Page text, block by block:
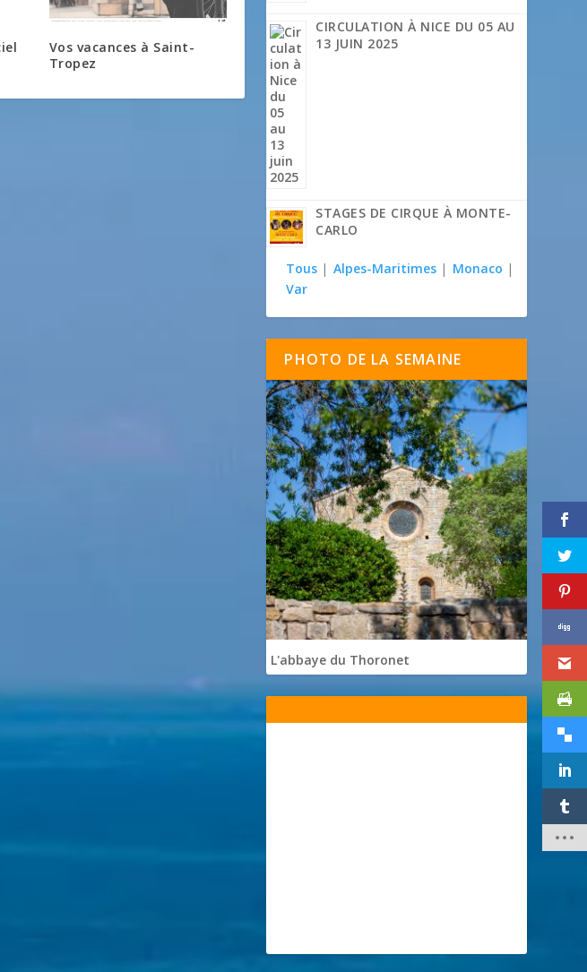
Vos vacances à Saint-
Tropez
CIRCULATION À NICE DU 05 AU
13 JUIN 2025
STAGES DE CIRQUE À MONTE-
CARLO
Tous | Alpes-Maritimes | Monaco |
Var
PHOTO DE LA SEMAINE
L'abbaye du Thoronet